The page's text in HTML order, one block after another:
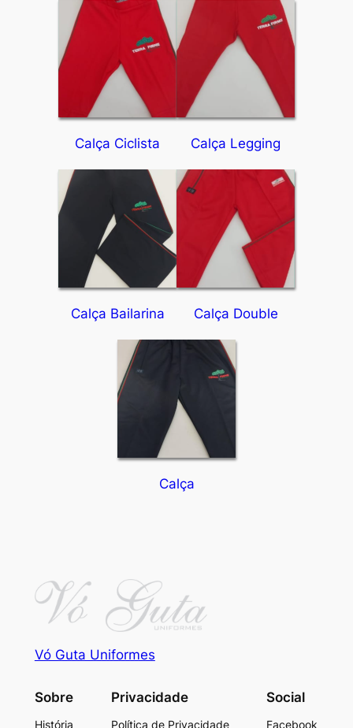
Calça Ciclista Calça Legging
Calça Bailarina Calça Double
Calça
Vó Guta Uniformes
Sobre
História
Privacidade
Política de Privacidade
Social
Facebook